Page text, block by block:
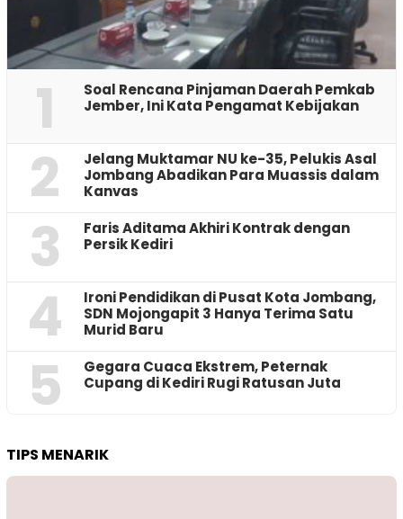
1
‎Soal Rencana Pinjaman Daerah Pemkab
Jember, Ini Kata Pengamat Kebijakan ‎
2
Jelang Muktamar NU ke-35, Pelukis Asal
Jombang Abadikan Para Muassis dalam
Kanvas
3
Faris Aditama Akhiri Kontrak dengan
Persik Kediri
4
Ironi Pendidikan di Pusat Kota Jombang,
SDN Mojongapit 3 Hanya Terima Satu
Murid Baru
5
‎Gegara Cuaca Ekstrem, Peternak
Cupang di Kediri Rugi Ratusan Juta
TIPS MENARIK